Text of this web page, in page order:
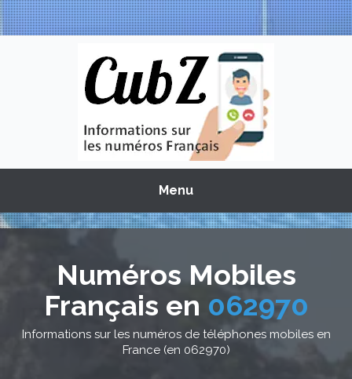
Menu
Numéros Mobiles
Français en 062970
Informations sur les numéros de téléphones mobiles en
France (en 062970)